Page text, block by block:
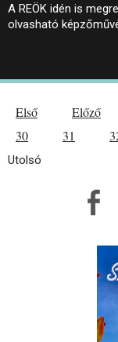
A REÖK idén is
olvasható
Első Előző
30
31
Utolsó